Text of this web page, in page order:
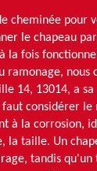
cheminée pour
le chapeau
la fois
ramonage, nous
14, 13014, a
considérer le
à la corrosion,
la taille. Un
tandis qu'un